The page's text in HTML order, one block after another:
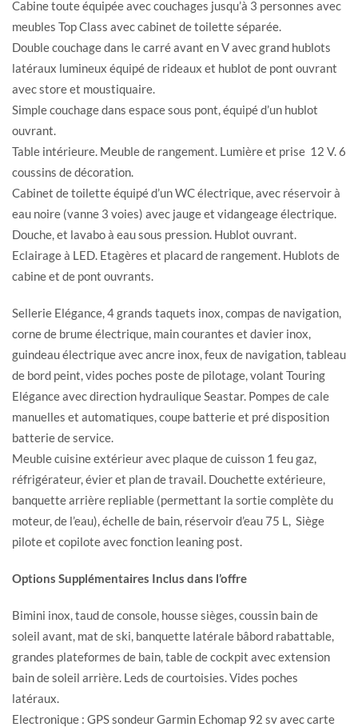
Cabine toute équipée avec couchages jusqu’à 3 personnes avec
meubles Top Class avec cabinet de toilette séparée.
Double couchage dans le carré avant en V avec grand hublots
latéraux lumineux équipé de rideaux et hublot de pont ouvrant
avec store et moustiquaire.
Simple couchage dans espace sous pont, équipé d’un hublot
ouvrant.
Table intérieure. Meuble de rangement. Lumière et prise 12 V. 6
coussins de décoration.
Cabinet de toilette équipé d’un WC électrique, avec réservoir à
eau noire (vanne 3 voies) avec jauge et vidangeage électrique.
Douche, et lavabo à eau sous pression. Hublot ouvrant.
Eclairage à LED. Etagères et placard de rangement. Hublots de
cabine et de pont ouvrants.
Sellerie Elégance, 4 grands taquets inox, compas de navigation,
corne de brume électrique, main courantes et davier inox,
guindeau électrique avec ancre inox, feux de navigation, tableau
de bord peint, vides poches poste de pilotage, volant Touring
Elégance avec direction hydraulique Seastar. Pompes de cale
manuelles et automatiques, coupe batterie et pré disposition
batterie de service.
Meuble cuisine extérieur avec plaque de cuisson 1 feu gaz,
réfrigérateur, évier et plan de travail. Douchette extérieure,
banquette arrière repliable (permettant la sortie complète du
moteur, de l’eau), échelle de bain, réservoir d’eau 75 L, Siège
pilote et copilote avec fonction leaning post.
Options Supplémentaires Inclus dans l’offre
Bimini inox, taud de console, housse sièges, coussin bain de
soleil avant, mat de ski, banquette latérale bâbord rabattable,
grandes plateformes de bain, table de cockpit avec extension
bain de soleil arrière. Leds de courtoisies. Vides poches
latéraux.
Electronique : GPS sondeur Garmin Echomap 92 sv avec carte